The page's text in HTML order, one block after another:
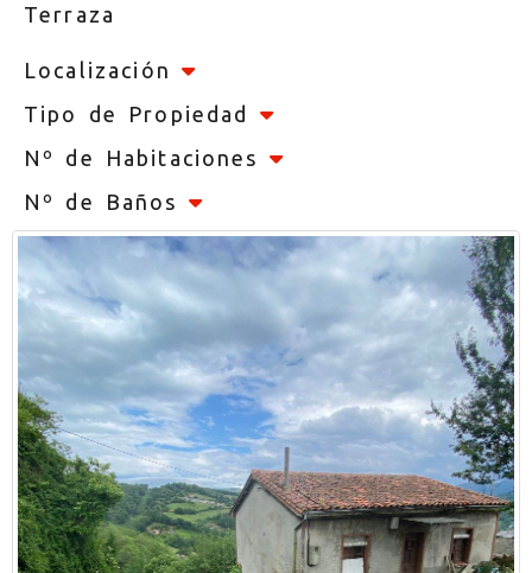
Terraza
Localización
Tipo de Propiedad
Nº de Habitaciones
Nº de Baños